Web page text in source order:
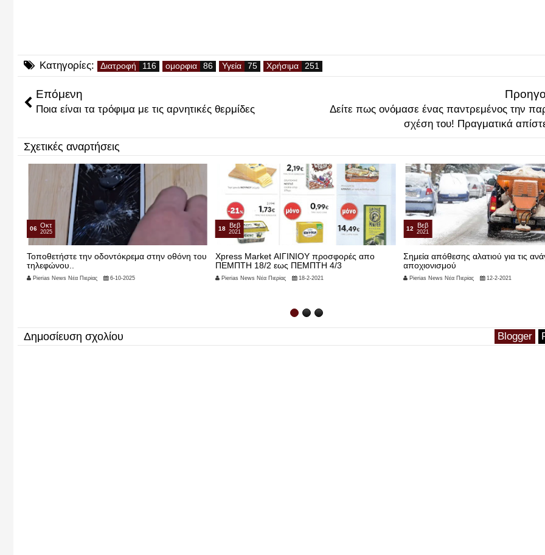
Κατηγορίες: Διατροφή ομορφια Υγεία Χρήσιμα
Επόμενη
Ποια είναι τα τρόφιμα με τις αρνητικές θερμίδες
Δείτε πως ονόμασε ένας παντρεμένος την
σχέση του! Πραγματικά
Σχετικές αναρτήσεις
18 Βεβ
2021
Xpress Market ΑΙΓΙΝΙΟΥ προσφορές απο
ΠΕΜΠΤΗ 18/2 εως ΠΕΜΠΤΗ 4/3
Pierias News Νέα Πιερίας 18-2-2021
12 Βεβ
2021
Σημεία απόθεσης αλατιού για τις ανάγκες
αποχιονισμού
Pierias News Νέα Πιερίας 12-2-2021
18 Ιαν
2021
Δυναμη Διαφημιστικη Προσφορά
φυλλαδίων Ιανουάριος –
dianomi fylladion
Δημοσίευση σχολίου Blogger